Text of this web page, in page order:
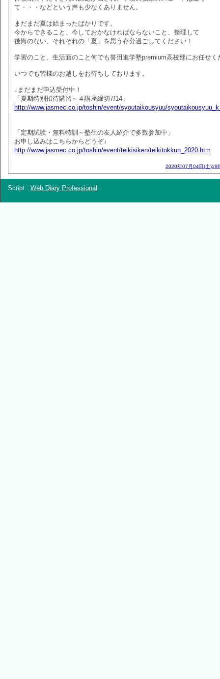
て・・・などという声も少なくありません。
まだまだ夏は始まったばかりです。
今からできること、今しておかなければならないこと、整理して
後悔のない、それぞれの「夏」を思う存分過ごしてください！
学習のこと、生活面のこと何でも誉田進学塾premium高校部にお任せく
いつでも皆様のお越しをお待ちしております。
↓まだまだ申込受付中！
「夏期特別招待講習～４講座締切7/14」
http://www.jasmec.co.jp/toshin/event/syoutaikousyuu/
「定期試験・無料特訓～塾生の友人紹介で多数参加中」
お申し込みはこちらからどうぞ↓
http://www.jasmec.co.jp/toshin/event/teikisiken/teikitokkun_2020.htm
2020年07月04日(土)19
Script : Web Diary Professional